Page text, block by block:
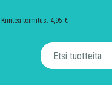
Kiinteä toimitus: 4,95 €